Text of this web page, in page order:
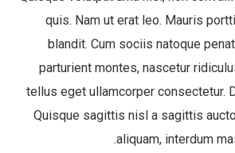
quis. Nam ut erat leo. Mauris
blandit. Cum sociis natoque
parturient montes, nascetur
tellus eget ullamcorper consectetur.
Quisque sagittis nisl a sagittis
aliquam, interdum